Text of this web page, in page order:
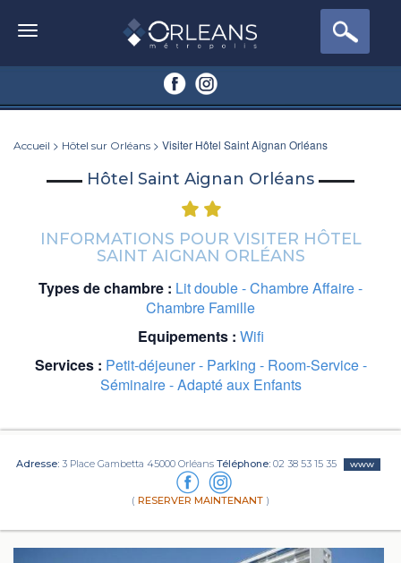
Accueil > Hôtel sur Orléans > Visiter Hôtel Saint Aignan Orléans
Hôtel Saint Aignan Orléans
INFORMATIONS POUR VISITER HÔTEL
SAINT AIGNAN ORLÉANS
Types de chambre : Lit double - Chambre Affaire -
Chambre Famille
Equipements : Wifi
Services : Petit-déjeuner - Parking - Room-Service -
Séminaire - Adapté aux Enfants
Adresse: 3 Place Gambetta 45000 Orléans Téléphone: 02 38 53 15 35 www
( RESERVER MAINTENANT )